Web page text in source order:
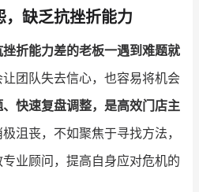
缺乏抗挫折能力
挫折能力差的老板一遇到难题就
团队失去信心，也容易将机会
快速复盘调整，是高效门店主
沮丧，不如聚焦于寻找方法，
业顾问，提高自身应对危机的